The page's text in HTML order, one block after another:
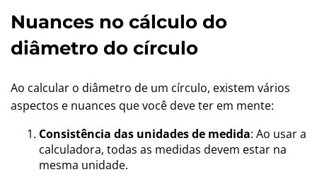
Nuances no cálculo do
diâmetro do círculo
Ao calcular o diâmetro de um círculo, existem vários
aspectos e nuances que você deve ter em mente:
Consistência das unidades de medida: Ao usar a
calculadora, todas as medidas devem estar na
mesma unidade.